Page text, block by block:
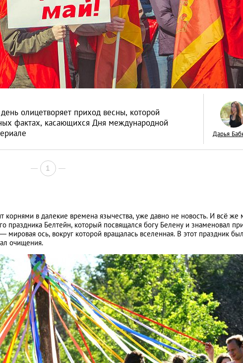
олицетворяет приход весны, которой
фактах, касающихся Дня международной
Дарья
1
корнями в далекие времена язычества, уже давно не новость. И всё же
праздника Белтейн, который посвящался богу Белену и знаменовал
ось, вокруг которой вращалась вселенная. В этот праздник
очищения.
бургерных мест
LIFESTYLE